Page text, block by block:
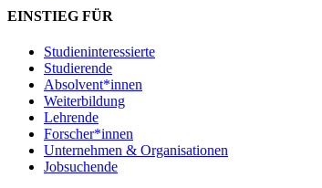
EINSTIEG FÜR
Studieninteressierte
Studierende
Absolvent*innen
Weiterbildung
Lehrende
Forscher*innen
Unternehmen & Organisationen
Jobsuchende